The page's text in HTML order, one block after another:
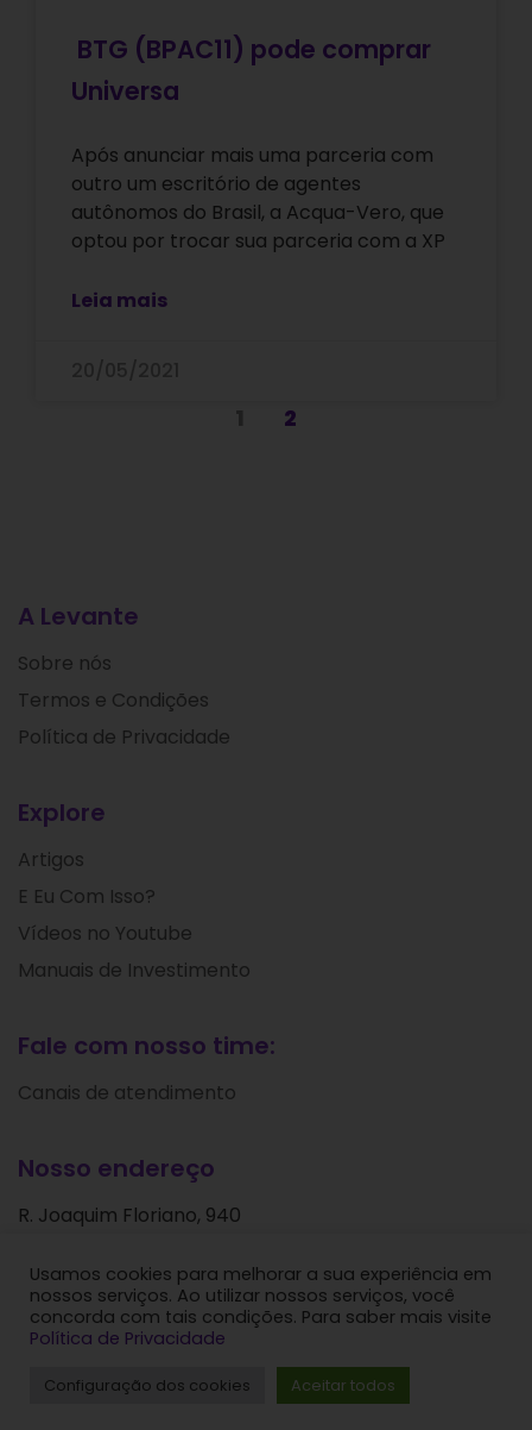
BTG (BPAC11) pode comprar
Universa
Após anunciar mais uma parceria com
outro um escritório de agentes
autônomos do Brasil, a Acqua-Vero, que
optou por trocar sua parceria com a XP
Leia mais
2
A Levante
Sobre nós
Termos e Condições
Política de Privacidade
Explore
Artigos
E Eu Com Isso?
Vídeos no Youtube
Manuais de Investimento
Fale com nosso time:
Canais de atendimento
Nosso endereço
R. Joaquim Floriano, 940
São Paulo - SP
CEP: 04534-004
Levante Ideias de Investimentos © 2024. Todos os
direitos reservados.
Usamos cookies para melhorar a sua experiência em
nossos serviços. Ao utilizar nossos serviços, você
concorda com tais condições. Para saber mais visite
Política de Privacidade
Configuração dos cookies Aceitar todos